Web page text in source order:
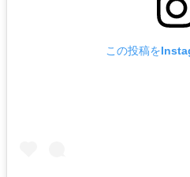
この投稿を